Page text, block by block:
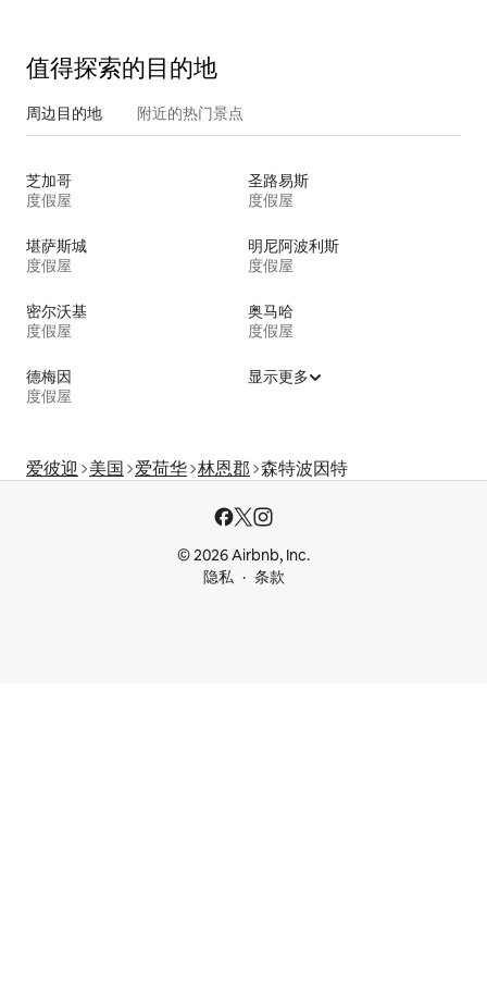
值得探索的目的地
周边目的地 附近的热门景点
芝加哥
度假屋
圣路易斯
度假屋
堪萨斯城
度假屋
明尼阿波利斯
度假屋
密尔沃基
度假屋
奥马哈
度假屋
德梅因
度假屋
显示更多
爱彼迎 美国 爱荷华 林恩郡 森特波因特
© 2026 Airbnb, Inc.
隐私
条款